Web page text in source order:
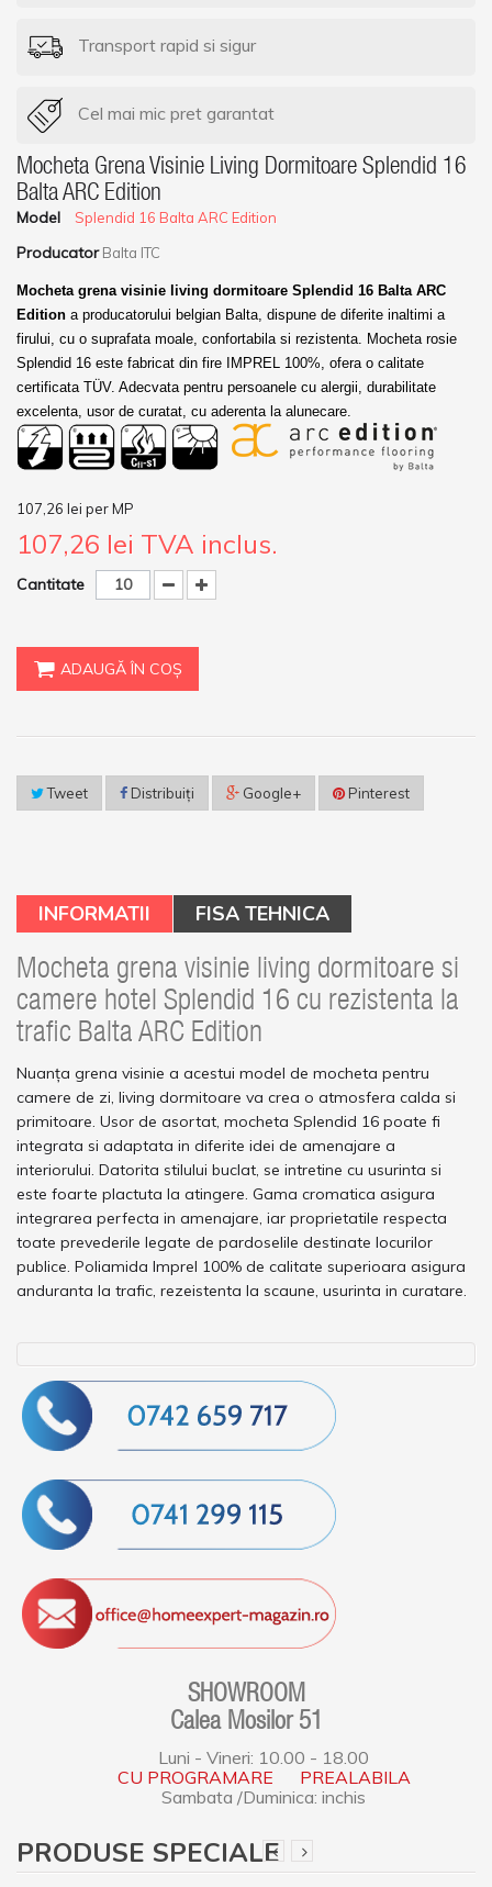
Transport rapid si sigur
Cel mai mic pret garantat
Mocheta Grena Visinie Living Dormitoare Splendid 16
Balta ARC Edition
Model Splendid 16 Balta ARC Edition
Producator Balta ITC
Mocheta grena visinie living dormitoare Splendid 16 Balta ARC
Edition a producatorului belgian Balta, dispune de diferite inaltimi a
firului, cu o suprafata moale, confortabila si rezistenta. Mocheta rosie
Splendid 16 este fabricat din fire IMPREL 100%, ofera o calitate
certificata TÜV. Adecvata pentru persoanele cu alergii, durabilitate
excelenta, usor de curatat, cu aderenta la alunecare.
107,26 lei per MP
107,26 lei TVA inclus.
Cantitate
ADAUGĂ ÎN COŞ
Tweet Distribuiţi Google+ Pinterest
INFORMATII FISA TEHNICA
Mocheta grena visinie living dormitoare si
camere hotel Splendid 16 cu rezistenta la
trafic Balta ARC Edition
Nuanța grena visinie a acestui model de mocheta pentru
camere de zi, living dormitoare va crea o atmosfera calda si
primitoare. Usor de asortat, mocheta Splendid 16 poate fi
integrata si adaptata in diferite idei de amenajare a
interiorului. Datorita stilului buclat, se intretine cu usurinta si
este foarte plactuta la atingere. Gama cromatica asigura
integrarea perfecta in amenajare, iar proprietatile respecta
toate prevederile legate de pardoselile destinate locurilor
publice. Poliamida Imprel 100% de calitate superioara asigura
anduranta la trafic, rezeistenta la scaune, usurinta in curatare.
SHOWROOM
Calea Mosilor 51
Luni - Vineri: 10.00 - 18.00
CU PROGRAMARE PREALABILA
Sambata /Duminica: inchis
PRODUSE SPECIALE